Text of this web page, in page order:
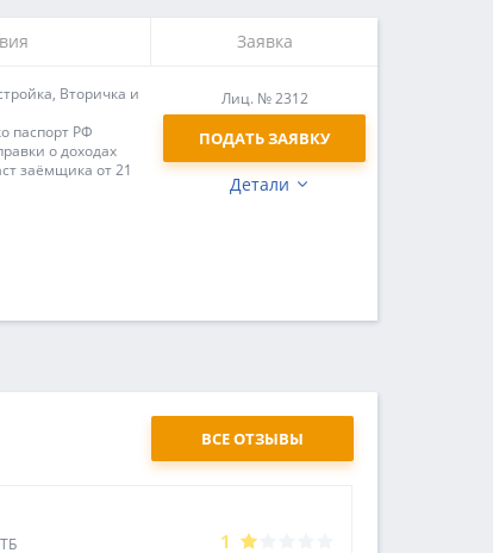
Заявка
Вторичка и
паспорт РФ
о доходах
заёмщика от 21
Детали
Лиц. № 2312
ПОДАТЬ ЗАЯВКУ
ВСЕ ОТЗЫВЫ
1